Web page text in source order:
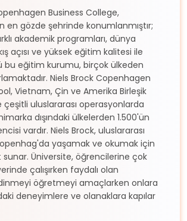
Business College,
en gözde şehrinde konumlanmıştır;
akademik programları, dünya
açısı ve yüksek eğitim kalitesi ile
bu eğitim kurumu, birçok ülkeden
Niels Brock Copenhagen
Vietnam, Çin ve Amerika Birleşik
uluslararası operasyonlarda
dışındaki ülkelerden 1.500'ün
vardır. Niels Brock, uluslararası
yaşamak ve okumak için
sunar. Üniversite, öğrencilerine çok
çalışırken faydalı olan
öğretmeyi amaçlarken onlara
deneyimlere ve olanaklara kapılar